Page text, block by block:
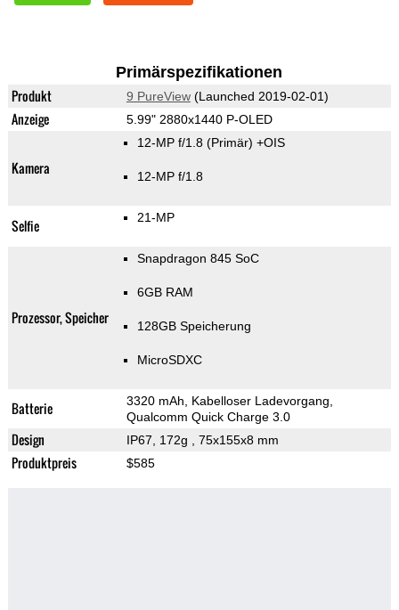
Primärspezifikationen
Produkt 9 PureView(Launched 2019-02-01)
Anzeige 5.99" 2880x1440 P-OLED
Kamera
12-MP f/1.8 (Primär) +OIS
12-MP f/1.8
Selfie 21-MP
Prozessor, Speicher
Snapdragon 845 SoC
6GB RAM
128GB Speicherung
MicroSDXC
Batterie
3320 mAh, Kabelloser Ladevorgang,
Qualcomm Quick Charge 3.0
Design IP67, 172g , 75x155x8 mm
Produktpreis $585